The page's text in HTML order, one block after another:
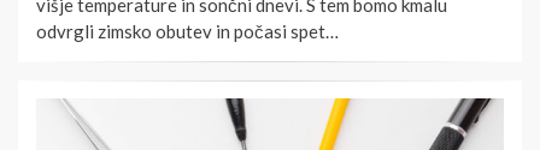
višje temperature in sončni dnevi. S tem bomo kmalu
odvrgli zimsko obutev in počasi spet…